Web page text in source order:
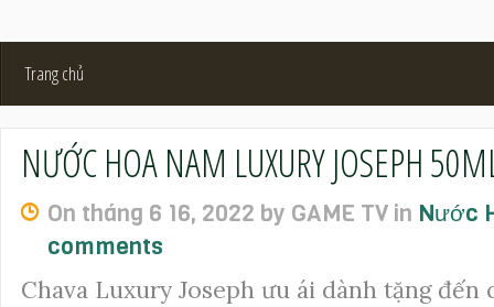
Trang chủ
NƯỚC HOA NAM LUXURY JOSEPH
On tháng 6 16, 2022 by GAME TV in Nước
comments
Chava Luxury Joseph ưu ái dành tặng đến